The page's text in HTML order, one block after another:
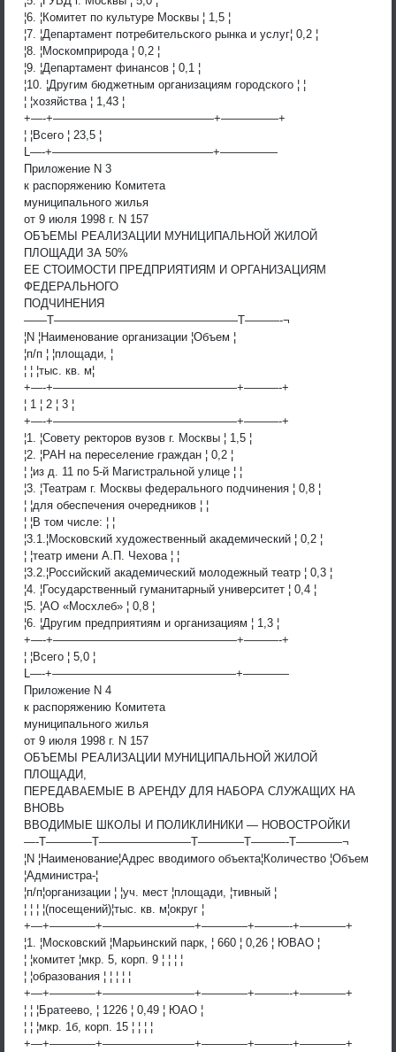
¦6. ¦Комитет по культуре Москвы ¦ 1,5 ¦
¦7. ¦Департамент потребительского рынка и услуг¦ 0,2 ¦
¦8. ¦Москомприрода ¦ 0,2 ¦
¦9. ¦Департамент финансов ¦ 0,1 ¦
¦10. ¦Другим бюджетным организациям городского ¦ ¦
¦ ¦хозяйства ¦ 1,43 ¦
+—-+——————————————+—————+
¦ ¦Всего ¦ 23,5 ¦
L—-+——————————————+—————
Приложение N 3
к распоряжению Комитета
муниципального жилья
от 9 июля 1998 г. N 157
ОБЪЕМЫ РЕАЛИЗАЦИИ МУНИЦИПАЛЬНОЙ ЖИЛОЙ
ПЛОЩАДИ ЗА 50%
ЕЕ СТОИМОСТИ ПРЕДПРИЯТИЯМ И ОРГАНИЗАЦИЯМ
ФЕДЕРАЛЬНОГО
ПОДЧИНЕНИЯ
——T————————————————T———-¬
¦N ¦Наименование организации ¦Объем ¦
¦п/п ¦ ¦площади, ¦
¦ ¦ ¦тыс. кв. м¦
+—-+————————————————+———-+
¦ 1 ¦ 2 ¦ 3 ¦
+—-+————————————————+———-+
¦1. ¦Совету ректоров вузов г. Москвы ¦ 1,5 ¦
¦2. ¦РАН на переселение граждан ¦ 0,2 ¦
¦ ¦из д. 11 по 5-й Магистральной улице ¦ ¦
¦3. ¦Театрам г. Москвы федерального подчинения ¦ 0,8 ¦
¦ ¦для обеспечения очередников ¦ ¦
¦ ¦В том числе: ¦ ¦
¦3.1.¦Московский художественный академический ¦ 0,2 ¦
¦ ¦театр имени А.П. Чехова ¦ ¦
¦3.2.¦Российский академический молодежный театр ¦ 0,3 ¦
¦4. ¦Государственный гуманитарный университет ¦ 0,4 ¦
¦5. ¦АО «Мосхлеб» ¦ 0,8 ¦
¦6. ¦Другим предприятиям и организациям ¦ 1,3 ¦
+—-+————————————————+———-+
¦ ¦Всего ¦ 5,0 ¦
L—-+————————————————+————
Приложение N 4
к распоряжению Комитета
муниципального жилья
от 9 июля 1998 г. N 157
ОБЪЕМЫ РЕАЛИЗАЦИИ МУНИЦИПАЛЬНОЙ ЖИЛОЙ
ПЛОЩАДИ,
ПЕРЕДАВАЕМЫЕ В АРЕНДУ ДЛЯ НАБОРА СЛУЖАЩИХ НА
ВНОВЬ
ВВОДИМЫЕ ШКОЛЫ И ПОЛИКЛИНИКИ — НОВОСТРОЙКИ
—-T————T————————T————T———-T————¬
¦N ¦Наименование¦Адрес вводимого объекта¦Количество ¦Объем
¦Администра-¦
¦п/п¦организации ¦ ¦уч. мест ¦площади, ¦тивный ¦
¦ ¦ ¦ ¦(посещений)¦тыс. кв. м¦округ ¦
+—+————+————————+————+———-+————+
¦1. ¦Московский ¦Марьинский парк, ¦ 660 ¦ 0,26 ¦ ЮВАО ¦
¦ ¦комитет ¦мкр. 5, корп. 9 ¦ ¦ ¦ ¦
¦ ¦образования ¦ ¦ ¦ ¦ ¦
+—+————+————————+————+———-+————+
¦ ¦ ¦Братеево, ¦ 1226 ¦ 0,49 ¦ ЮАО ¦
¦ ¦ ¦мкр. 1б, корп. 15 ¦ ¦ ¦ ¦
+—+————+————————+————+———-+————+